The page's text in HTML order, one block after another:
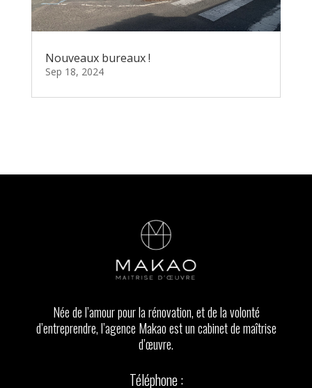
Nouveaux bureaux !
Sep 18, 2024
Née de l’amour pour la rénovation, et de la volonté
d’entreprendre, l’agence Makao est un cabinet de maîtrise
d’œuvre.
Téléphone :